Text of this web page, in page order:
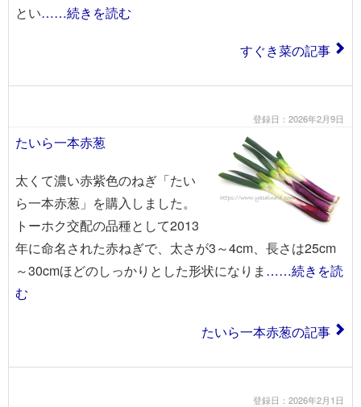
とい……続きを読む
すぐき菜の記事
登録日：2026年2月9日
たいら一本赤葱
太くて濃い赤紫色のねぎ「たい
ら一本赤葱」を購入しました。
トーホク交配の品種として2013
年に命名された赤ねぎで、太さが3～4cm、長さは25cm
～30cmほどのしっかりとした形状になりま ……続きを読
む
たいら一本赤葱の記事
登録日：2026年2月1日